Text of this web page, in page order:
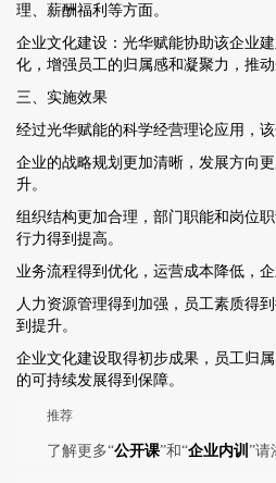
理、薪酬福利等方面。
企业文化建设：光华赋能协助该企业
化，增强员工的归属感和凝聚力，推动
三、实施效果
经过光华赋能的科学经营理论应用，
企业的战略规划更加清晰，发展方向
升。
组织结构更加合理，部门职能和岗位
行力得到提高。
业务流程得到优化，运营成本降低，企
人力资源管理得到加强，员工素质得
到提升。
企业文化建设取得初步成果，员工归
的可持续发展得到保障。
推荐
了解更多“公开课”和“企业内训 ”请